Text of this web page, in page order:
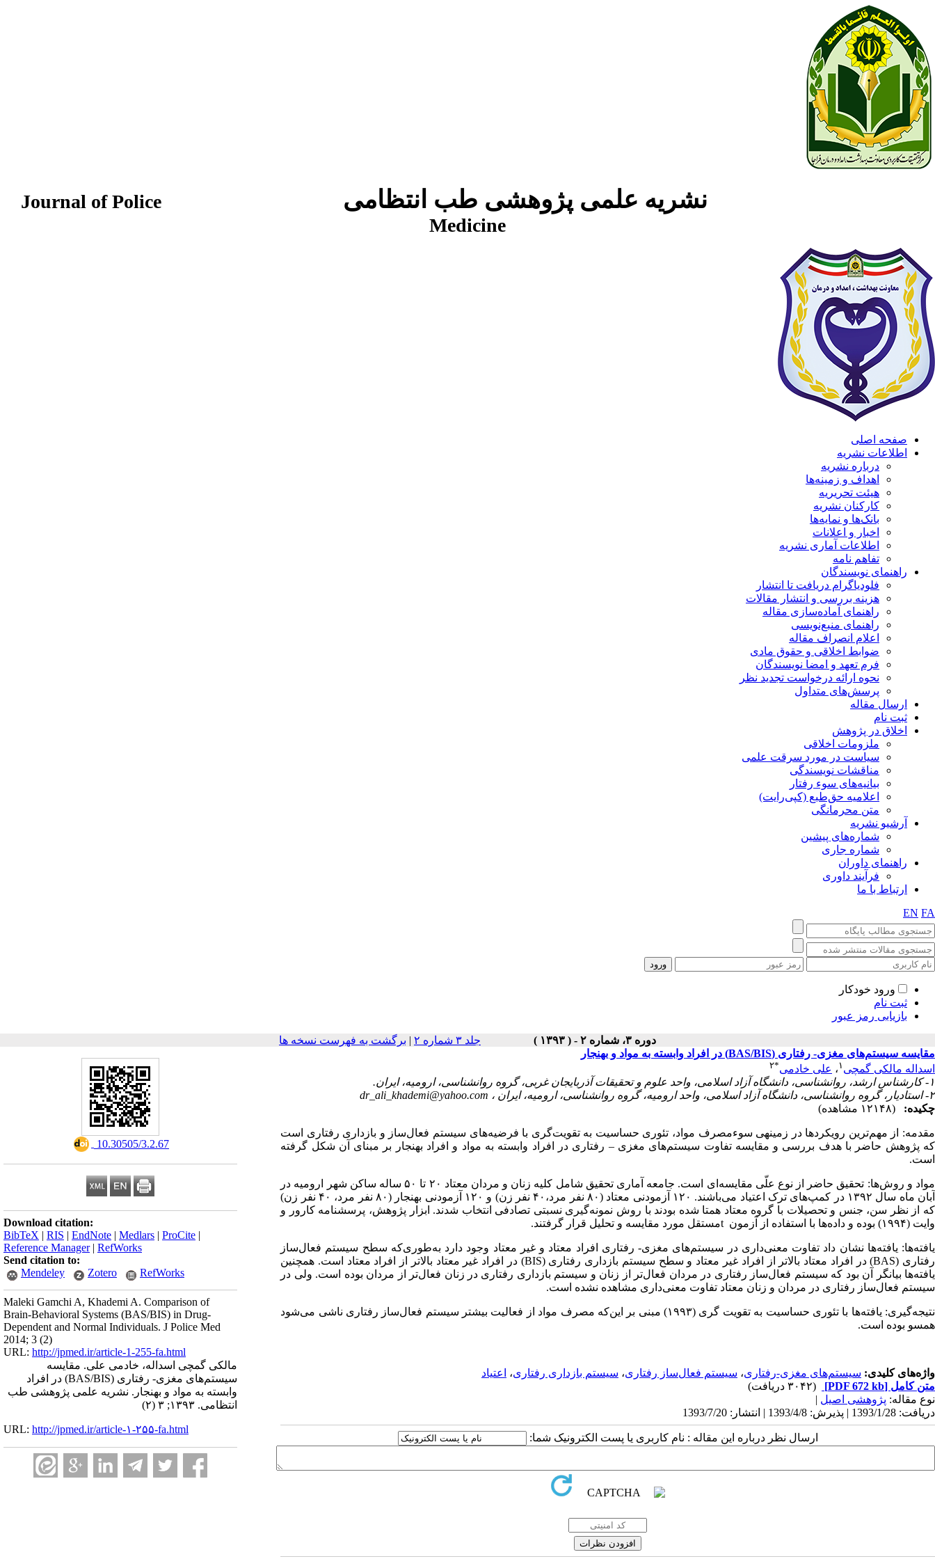
نشریه علمی پژوهشی طب انتظامی
Journal of Police
Medicine
صفحه اصلی
اطلاعات نشریه
درباره نشریه
اهداف و زمینه‌ها
هیئت تحریریه
کارکنان نشریه
بانک‌ها و نمایه‌ها
اخبار و اعلانات
اطلاعات آماری نشریه
تفاهم نامه
راهنمای نویسندگان
فلودیاگرام دریافت تا انتشار
هزینه بررسی و انتشار مقالات
راهنمای آماده‌سازی مقاله
راهنمای منبع‌نویسی
اعلام انصراف مقاله
ضوابط اخلاقی و حقوق مادی
فرم تعهد و امضا نویسندگان
نحوه ارائه درخواست تجدید نظر
پرسش‌های متداول
ارسال مقاله
ثبت نام
اخلاق در پژوهش
ملزومات اخلاقی
سیاست در مورد سرقت علمی
مناقشات نویسندگی
بیانیه‌های سوء رفتار
اعلامیه حق‌طبع (کپی‌رایت)
متن محرمانگی
آرشیو نشریه
شماره‌های پیشین
شماره جاری
راهنمای داوران
فرآیند داوری
ارتباط با ما
EN FA
ورود خودکار
ثبت نام
بازیابی رمز عبور
دوره ۳، شماره ۲ - ( ۱۳۹۳ ) جلد ۳ شماره ۲ | برگشت به فهرست نسخه ها
‎ 10.30505/3.2.67
Download citation:
BibTeX | RIS | EndNote | Medlars | ProCite |
Reference Manager| RefWorks
Send citation to:
Mendeley
Zotero RefWorks
Maleki Gamchi A, Khademi A. Comparison of
Brain-Behavioral Systems (BAS/BIS) in Drug-
Dependent and Normal Individuals. J Police Med
2014; 3 (2)
URL: http://jpmed.ir/article-1-255-fa.html
مالکی گمچی اسداله، خادمی علی. مقایسه
سیستم‌های مغزی- رفتاری (BAS/BIS) در افراد
وابسته به مواد و بهنجار. نشریه علمی پژوهشی طب
انتظامی. ۱۳۹۳; ۳ (۲)
URL: http://jpmed.ir/article-۱-۲۵۵-fa.html
مقایسه سیستم‌های مغزی- رفتاری (BAS/BIS) در افراد وابسته به مواد و بهنجار
اسداله مالکی گمچی ۱ ، علی خادمی*۲
۱- کارشناس ارشد، روانشناسی، دانشگاه آزاد اسلامی، واحد علوم و تحقیقات آذربایجان غربی، گروه روانشناسی، ارومیه، ایران.
۲- استادیار، گروه روانشناسی، دانشگاه آزاد اسلامی، واحد ارومیه، گروه روان‎شناسی، ارومیه، ایران ،
dr_ali_khademi@yahoo.com
چکیده:
(۱۲۱۴۸ مشاهده)
مقدمه: از مهم‌ترین رویکردها در زمینه‎ی سوءمصرف مواد، تئوری حساسیت به تقویت‌گری با فرضیه‌های سیستم فعال‌ساز و بازداری‌ رفتاری است
که پژوهش حاضر با هدف بررسی و مقایسه تفاوت سیستم‌های مغزی – رفتاری در افراد وابسته به مواد و افراد بهنجار بر مبنای آن شکل گرفته
است.
مواد و روش‌ها: تحقیق حاضر از نوع علّی مقایسه‌ای است. جامعه آماری تحقیق شامل کلیه زنان و مردان معتاد ۲۰ تا ۵۰ ساله ساکن شهر ارومیه در
آبان ماه سال ۱۳۹۲ در کمپ‌های ترک اعتیاد می‌باشند. ۱۲۰ آزمودنی معتاد (۸۰ نفر مرد،۴۰ نفر زن) و ۱۲۰ آزمودنی بهنجار (۸۰ نفر مرد، ۴۰ نفر زن)
که از نظر سن، جنس و تحصیلات با گروه معتاد همتا شده بودند با روش نمونه‌گیری نسبتی تصادفی انتخاب شدند. ابزار پژوهش، پرسشنامه کارور و
وایت (۱۹۹۴) بوده و داده‌ها با استفاده از آزمون
tمستقل مورد مقایسه و تحلیل قرار گرفتند.
یافته‌ها: یافته‌ها نشان داد تفاوت معنی‌داری در سیستم‌های مغزی- رفتاری افراد معتاد و غیر معتاد وجود دارد به‌طوری‌که سطح سیستم فعال‌ساز
رفتاری (BAS)در افراد معتاد بالاتر از افراد غیر معتاد و سطح سیستم بازداری رفتاری(BIS) در افراد غیر معتاد بالاتر از افراد معتاد است. همچنین
یافته‌ها بیانگر آن بود که سیستم فعال‌ساز رفتاری در مردان فعال‌تر از زنان و سیستم بازداری رفتاری در زنان فعال‌تر از مردان بوده است. ولی در
سیستم فعال‌ساز رفتاری در مردان و زنان معتاد تفاوت معنی‌داری مشاهده نشده است.
نتیجه‌گیری: یافته‌ها با تئوری حساسیت به تقویت گری (۱۹۹۳) مبنی بر این‌که مصرف مواد از فعالیت بیشتر سیستم فعال‌ساز رفتاری ناشی می‌شود
همسو بوده است.
واژه‌های کلیدی: سیستم‌های مغزی-رفتاری، سیستم فعال‌ساز رفتاری، سیستم بازداری رفتاری،
اعتیاد
متن کامل [PDF 672 kb]
(۳۰۴۲ دریافت)
نوع مقاله: پژوهشی اصيل |
دریافت: 1393/1/28 | پذیرش: 1393/4/8 | انتشار: 1393/7/20
ارسال نظر درباره این مقاله : نام کاربری یا پست الکترونیک شما: